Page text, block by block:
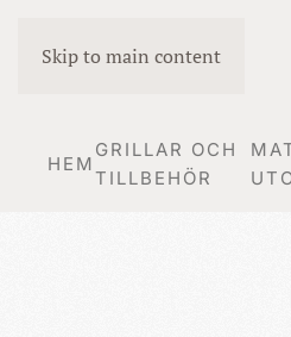
Skip to main content
HEM
GRILLAR OCH
TILLBEHÖR